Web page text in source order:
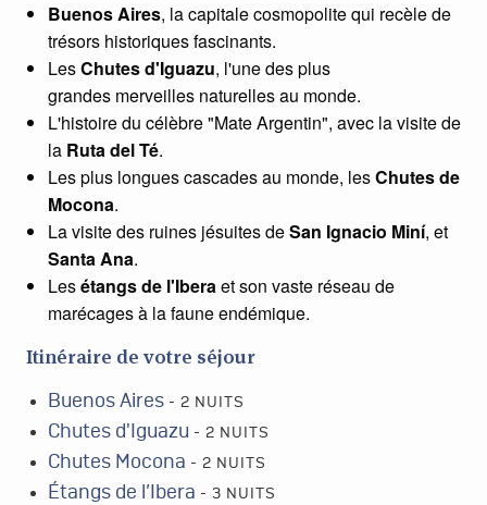
Buenos Aires, la capitale cosmopolite qui recèle de
trésors historiques fascinants.
LesChutes d'Iguazu, l'une des plus
grandes merveilles naturellesau monde.
L'histoire du célèbre "Mate Argentin", avec la visite de
la Ruta del Té.
Les plus longues cascades au monde, lesChutes de
Mocona.
La visite des ruines jésuites deSan Ignacio Miní, et
SantaAna.
Lesétangs de l'Iberaet son vaste réseau de
marécages à la faune endémique.
Itinéraire de votre séjour
Buenos Aires - 2 NUITS
Chutes d'Iguazu - 2 NUITS
Chutes Mocona - 2 NUITS
Étangs de l’Ibera - 3 NUITS